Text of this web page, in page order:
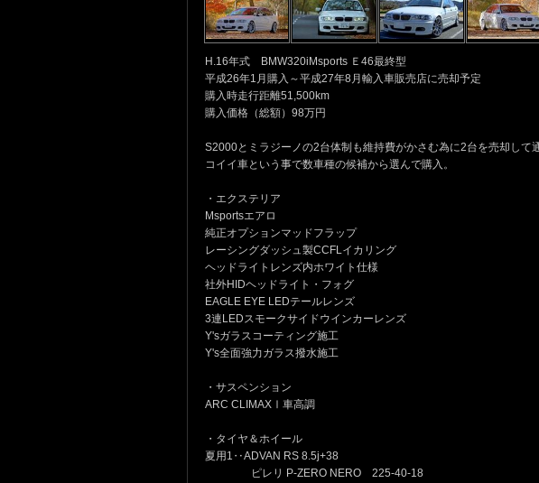
H.16年式 BMW320iMsports Ｅ46最終型
平成26年1月購入～平成27年8月輸入車販売店に売却予定
購入時走行距離51,500km
購入価格（総額）98万円
S2000とミラジーノの2台体制も維持費がかさむ為に2台を売却して
コイイ車という事で数車種の候補から選んで購入。
・エクステリア
Msportsエアロ
純正オプションマッドフラップ
レーシングダッシュ製CCFLイカリング
ヘッドライトレンズ内ホワイト仕様
社外HIDヘッドライト・フォグ
EAGLE EYE LEDテールレンズ
3連LEDスモークサイドウインカーレンズ
Y'sガラスコーティング施工
Y's全面強力ガラス撥水施工
・サスペンション
ARC CLIMAXⅠ車高調
・タイヤ＆ホイール
夏用1‥ADVAN RS 8.5j+38
ピレリ P-ZERO NERO 225-40-18